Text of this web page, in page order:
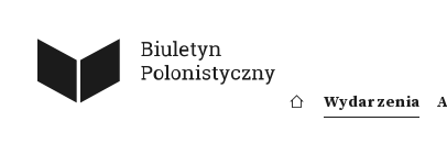
Wydarzenia